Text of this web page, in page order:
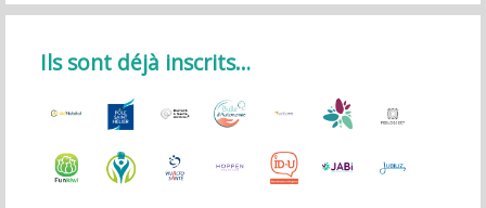
Ils sont déjà inscrits…